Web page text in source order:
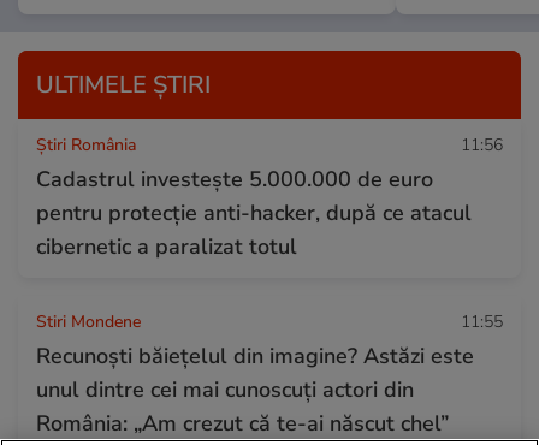
ULTIMELE ȘTIRI
Știri România 11:56
Cadastrul investește 5.000.000 de euro
pentru protecție anti-hacker, după ce atacul
cibernetic a paralizat totul
Stiri Mondene 11:55
Recunoști băiețelul din imagine? Astăzi este
unul dintre cei mai cunoscuți actori din
România: „Am crezut că te-ai născut chel”